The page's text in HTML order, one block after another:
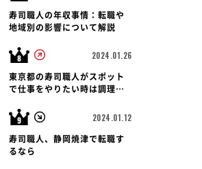
寿司職人の年収事情：転職や
地域別の影響について解説
2024.01.26
東京都の寿司職人がスポット
で仕事をやりたい時は調理師
2024.01.12
寿司職人、静岡焼津で転職す
るなら